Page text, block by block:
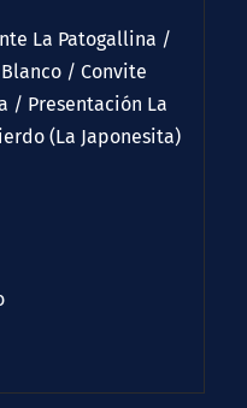
La Patogallina /
/ Convite
/ Presentación La
(La Japonesita)